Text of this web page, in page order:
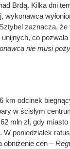
Brdą. Kilka dni
zaznacza,
co
nie musi
km odcinek
w ścisłym
mln zł, gdy miasto
poniedziałek
obniżenie cen –